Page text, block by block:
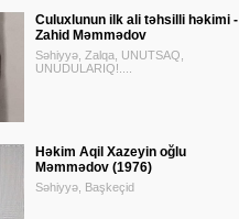
Culuxlunun ilk ali təhsilli həkimi -
Zahid Məmmədov
Səhiyyə, Zalqa, UNUTSAQ,
UNUDULARIQ!....
Həkim Aqil Xazeyin oğlu
Məmmədov (1976)
Səhiyyə, Başkeçid